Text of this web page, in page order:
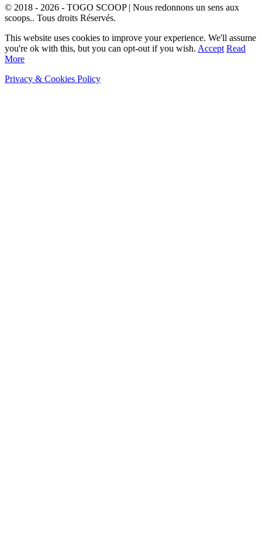
© 2018 - 2026 - TOGO SCOOP | Nous redonnons un sens aux
scoops.. Tous droits Réservés.
This website uses cookies to improve your experience. We'll assume
you're ok with this, but you can opt-out if you wish. Accept Read
More
Privacy & Cookies Policy